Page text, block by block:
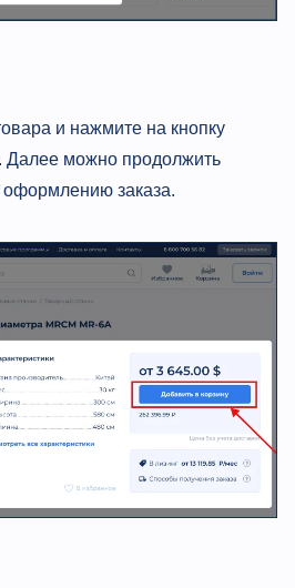
и нажмите на кнопку
Далее можно продолжить
оформлению заказа.